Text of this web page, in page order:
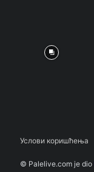
Услови коришћења
© Palelive.com je dio